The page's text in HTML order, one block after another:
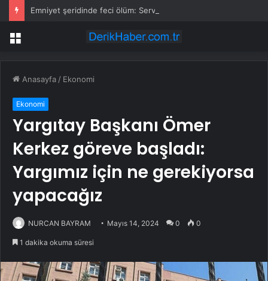
Menü
Anasayfa / Ekonomi
Ekonomi
Yargıtay Başkanı Ömer
Kerkez göreve başladı:
Yargımız için ne gerekiyorsa
yapacağız
NURCAN BAYRAM Mayıs 14, 2024 0 0
1 dakika okuma süresi